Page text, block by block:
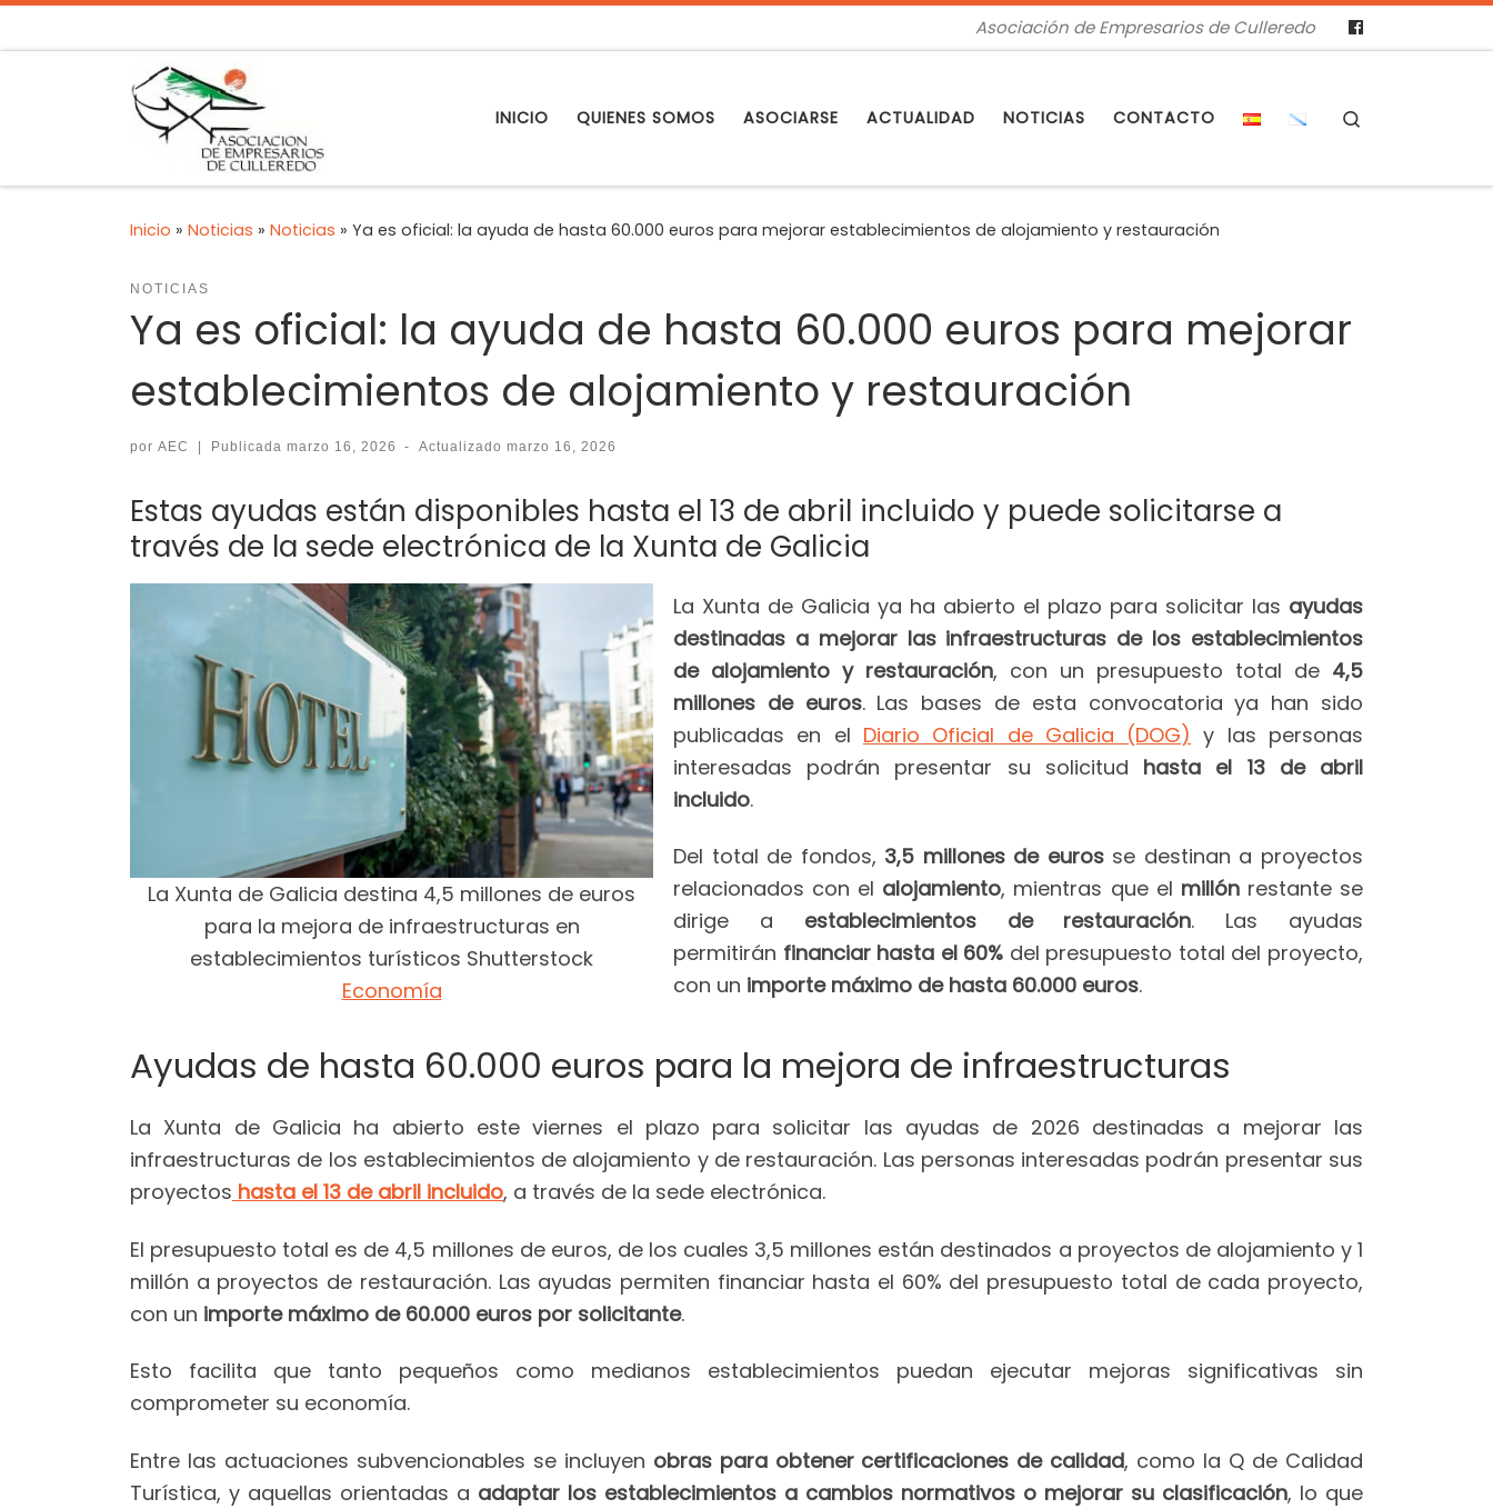
Asociación de Empresarios de Culleredo
INICIO QUIENES SOMOS ASOCIARSE ACTUALIDAD NOTICIAS CONTACTO
Inicio » Noticias » Noticias » Ya es oficial: la ayuda de hasta 60.000 euros para mejorar establecimientos de alojamiento y restauración
NOTICIAS
Ya es oficial: la ayuda de hasta 60.000 euros para mejorar
establecimientos de alojamiento y restauración
por AEC | Publicada marzo 16, 2026 - Actualizadomarzo 16, 2026
Estas ayudas están disponibles hasta el 13 de abril incluido y puede solicitarse a
través de la sede electrónica de la Xunta de Galicia
La Xunta de Galicia destina 4,5 millones de euros
para la mejora de infraestructuras en
establecimientos turísticos Shutterstock
Economía
La Xunta de Galicia ya ha abierto el plazo para solicitar las ayudas
destinadas a mejorar las infraestructuras de los establecimientos
de alojamiento y restauración, con un presupuesto total de 4,5
millones de euros. Las bases de esta convocatoria ya han sido
publicadas en el Diario Oficial de Galicia (DOG) y las personas
interesadas podrán presentar su solicitud hasta el 13 de abril
incluido.
Del total de fondos, 3,5 millones de eurosse destinan a proyectos
relacionados con el alojamiento, mientras que el millónrestante se
dirige a establecimientos de restauración. Las ayudas
permitirán financiar hasta el 60% del presupuesto total del proyecto,
con un importe máximo de hasta 60.000 euros.
Ayudas de hasta 60.000 euros para la mejora de infraestructuras
La Xunta de Galicia ha abierto este viernes el plazo para solicitar las ayudas de 2026 destinadas a mejorar las
infraestructuras de los establecimientos de alojamiento y de restauración. Las personas interesadas podrán presentar sus
proyectos hasta el 13 de abril incluido, a través de la sede electrónica.
El presupuesto total es de 4,5 millones de euros, de los cuales 3,5 millones están destinados a proyectos de alojamiento y 1
millón a proyectos de restauración. Las ayudas permiten financiar hasta el 60% del presupuesto total de cada proyecto,
con un importe máximo de 60.000 euros por solicitante.
Esto facilita que tanto pequeños como medianos establecimientos puedan ejecutar mejoras significativas sin
comprometer su economía.
Entre las actuaciones subvencionables se incluyen obras para obtener certificaciones de calidad, como la Q de Calidad
Turística, y aquellas orientadas a adaptar los establecimientos a cambios normativos o mejorar su clasificación, lo que